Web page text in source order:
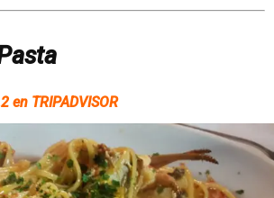
en TRIPADVISOR